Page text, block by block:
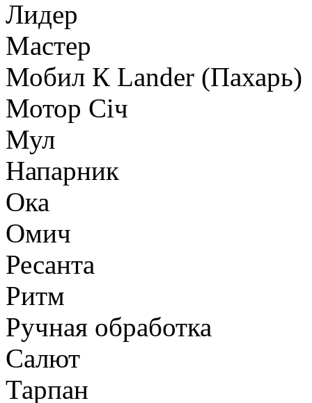
Лидер
Мастер
Мобил К Lander (Пахарь)
Мотор Сiч
Мул
Напарник
Ока
Омич
Ресанта
Ритм
Ручная обработка
Салют
Тарпан